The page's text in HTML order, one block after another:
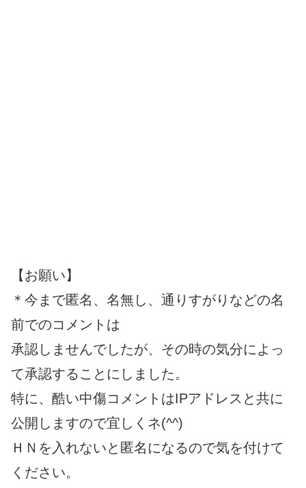
【お願い】
＊今まで匿名、名無し、通りすがりなどの名
前でのコメントは
承認しませんでしたが、その時の気分によっ
て承認することにしました。
特に、酷い中傷コメントはIPアドレスと共に
公開しますので宜しくネ(^^)
ＨＮを入れないと匿名になるので気を付けて
ください。